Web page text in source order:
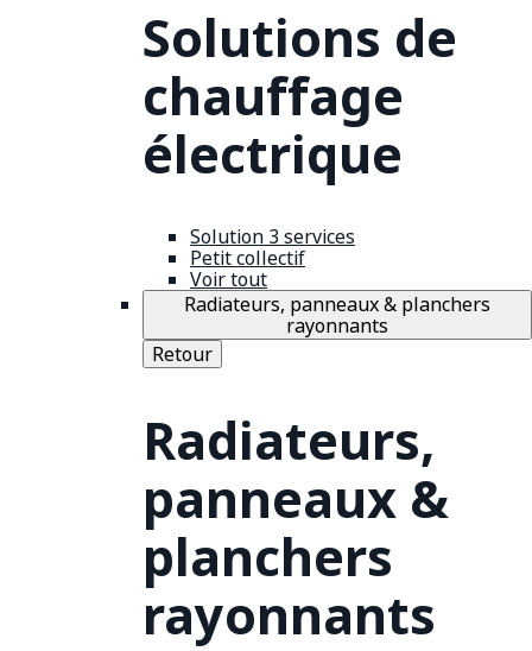
Solutions de
chauffage
électrique
Solution 3 services
Petit collectif
Voir tout
Radiateurs, panneaux & planchers
rayonnants
Retour
Radiateurs,
panneaux &
planchers
rayonnants